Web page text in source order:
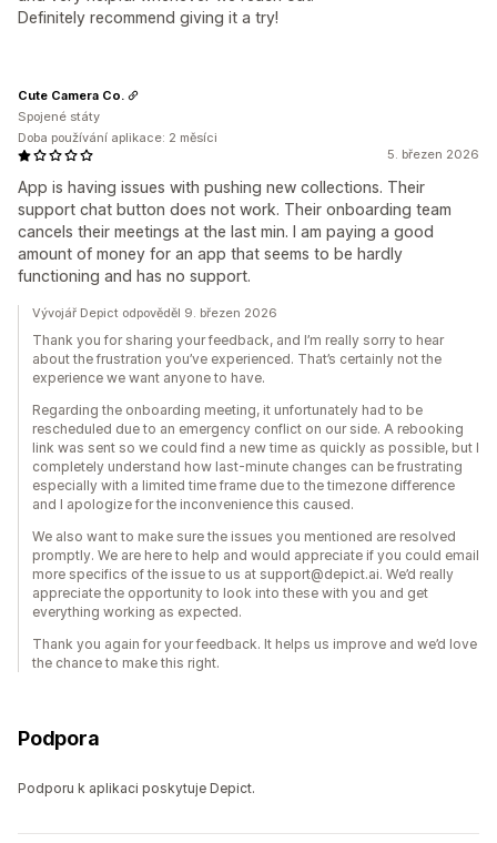
Definitely recommend giving it a try!
5. březen 2026
App is having issues with pushing new collections. Their
support chat button does not work. Their onboarding team
cancels their meetings at the last min. I am paying a good
amount of money for an app that seems to be hardly
functioning and has no support.
Cute Camera Co.
Spojené státy
Doba používání aplikace: 2 měsíci
Vývojář Depict odpověděl 9. březen 2026
Thank you for sharing your feedback, and I’m really sorry to hear
about the frustration you’ve experienced. That’s certainly not the
experience we want anyone to have.
Regarding the onboarding meeting, it unfortunately had to be
rescheduled due to an emergency conflict on our side. A rebooking
link was sent so we could find a new time as quickly as possible, but I
completely understand how last-minute changes can be frustrating
especially with a limited time frame due to the timezone difference
and I apologize for the inconvenience this caused.
We also want to make sure the issues you mentioned are resolved
promptly. We are here to help and would appreciate if you could email
more specifics of the issue to us at support@depict.ai. We’d really
appreciate the opportunity to look into these with you and get
everything working as expected.
Thank you again for your feedback. It helps us improve and we’d love
the chance to make this right.
Podpora
Podporu k aplikaci poskytuje Depict.